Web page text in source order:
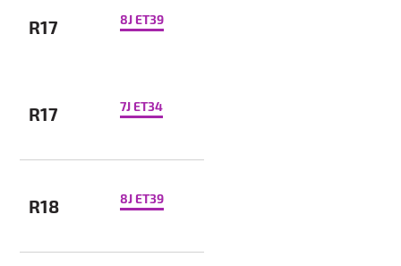
R17 8J ET39
R17 7J ET34
R18 8J ET39